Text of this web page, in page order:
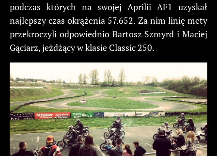
podczas których na swojej Aprilii AF1 uzyskał
najlepszy czas okrążenia 57.652. Za nim linię mety
przekroczyli odpowiednio Bartosz Szmyrd i Maciej
Gąciarz, jeżdżący w klasie Classic 250.